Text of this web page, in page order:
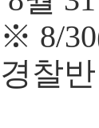
※ 8/
경찰